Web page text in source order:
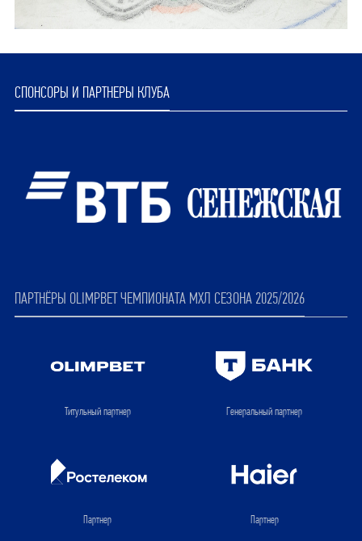
СПОНСОРЫ И ПАРТНЕРЫ КЛУБА
ПАРТНЁРЫ OLIMPBET ЧЕМПИОНАТА МХЛ СЕЗОНА 2025/2026
Титульный партнер Генеральный партнер
Партнер Партнер